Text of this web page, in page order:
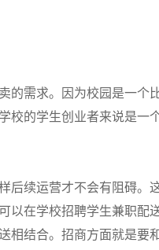
的需求。因为校园是一个
校的学生创业者来说是一
后续运营才不会有阻碍。
以在学校招聘学生兼职配
相结合。招商方面就是要